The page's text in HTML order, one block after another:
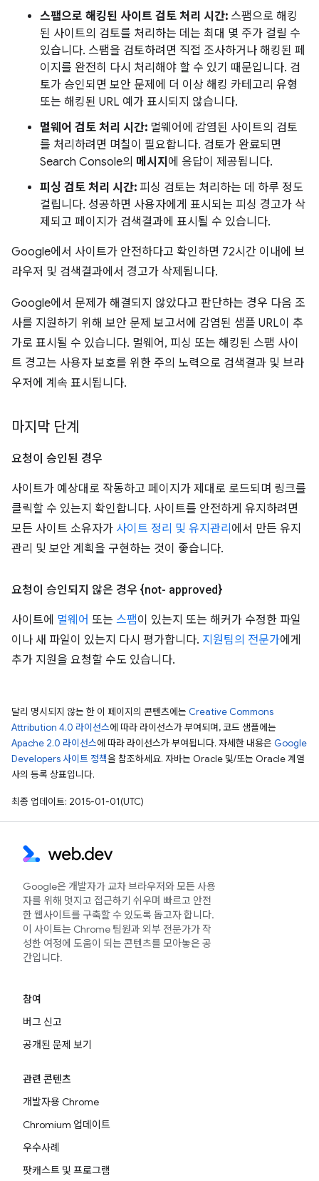
스팸으로 해킹된 사이트 검토 처리 시간: 스팸으로 해킹
된 사이트의 검토를 처리하는 데는 최대 몇 주가 걸릴 수
있습니다. 스팸을 검토하려면 직접 조사하거나 해킹된 페
이지를 완전히 다시 처리해야 할 수 있기 때문입니다. 검
토가 승인되면 보안 문제에 더 이상 해킹 카테고리 유형
또는 해킹된 URL 예가 표시되지 않습니다.
멀웨어 검토 처리 시간: 멀웨어에 감염된 사이트의 검토
를 처리하려면 며칠이 필요합니다. 검토가 완료되면
Search Console의 메시지 에 응답이 제공됩니다.
피싱 검토 처리 시간: 피싱 검토는 처리하는 데 하루 정도
걸립니다. 성공하면 사용자에게 표시되는 피싱 경고가 삭
제되고 페이지가 검색결과에 표시될 수 있습니다.
Google에서 사이트가 안전하다고 확인하면 72시간 이내에 브
라우저 및 검색결과에서 경고가 삭제됩니다.
Google에서 문제가 해결되지 않았다고 판단하는 경우 다음 조
사를 지원하기 위해 보안 문제 보고서에 감염된 샘플 URL이 추
가로 표시될 수 있습니다. 멀웨어, 피싱 또는 해킹된 스팸 사이
트 경고는 사용자 보호를 위한 주의 노력으로 검색결과 및 브라
우저에 계속 표시됩니다.
마지막 단계
요청이 승인된 경우
사이트가 예상대로 작동하고 페이지가 제대로 로드되며 링크를
클릭할 수 있는지 확인합니다. 사이트를 안전하게 유지하려면
모든 사이트 소유자가 사이트 정리 및 유지관리 에서 만든 유지
관리 및 보안 계획을 구현하는 것이 좋습니다.
요청이 승인되지 않은 경우 {not- approved}
사이트에 멀웨어 또는 스팸이 있는지 또는 해커가 수정한 파일
이나 새 파일이 있는지 다시 평가합니다. 지원팀의 전문가에게
추가 지원을 요청할 수도 있습니다.
달리 명시되지 않는 한 이 페이지의 콘텐츠에는 Creative Commons
Attribution 4.0 라이선스에 따라 라이선스가 부여되며, 코드 샘플에는
Apache 2.0 라이선스에 따라 라이선스가 부여됩니다. 자세한 내용은 Google
Developers 사이트 정책을 참조하세요. 자바는 Oracle 및/또는 Oracle 계열
사의 등록 상표입니다.
최종 업데이트: 2015-01-01(UTC)
Google은 개발자가 교차 브라우저와 모든 사용
자를 위해 멋지고 접근하기 쉬우며 빠르고 안전
한 웹사이트를 구축할 수 있도록 돕고자 합니다.
이 사이트는 Chrome 팀원과 외부 전문가가 작
성한 여정에 도움이 되는 콘텐츠를 모아놓은 공
간입니다.
참여
버그 신고
공개된 문제 보기
관련 콘텐츠
개발자용 Chrome
Chromium 업데이트
우수사례
팟캐스트 및 프로그램